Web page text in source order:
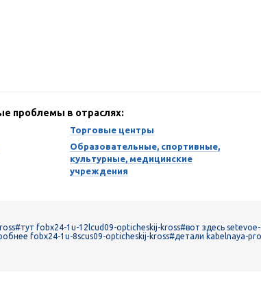
проблемы в отраслях:
Торговые центры
Образовательные, спортивные,
культурные, медицинские
учреждения
#тут fobx24-1u-12lcud09-opticheskij-kross#вот здесь
fobx24-1u-8scus09-opticheskij-kross#детали kabelnaya-